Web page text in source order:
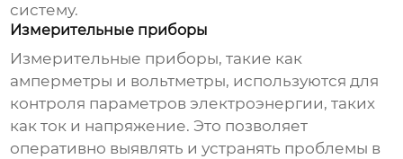
систему.
Измерительные приборы
Измерительные приборы, такие как
амперметры и вольтметры, используются для
контроля параметров электроэнергии, таких
как ток и напряжение. Это позволяет
оперативно выявлять и устранять проблемы в